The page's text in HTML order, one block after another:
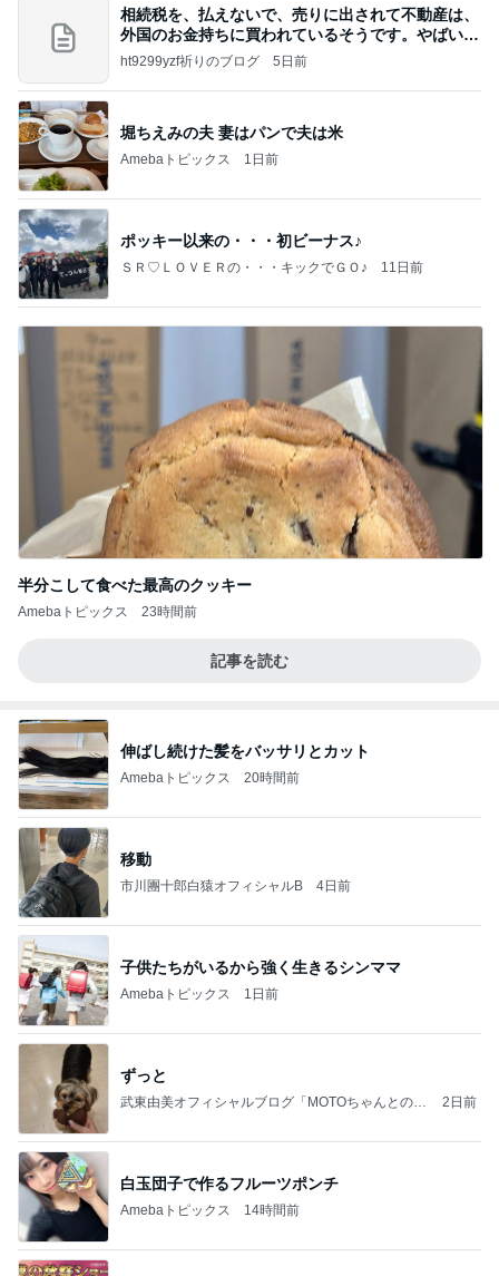
相続税を、払えないで、売りに出されて不動産は、
外国のお金持ちに買われているそうです。やばいで
すよ
ht9299yzf祈りのブログ 5日前
堀ちえみの夫 妻はパンで夫は米
Amebaトピックス 1日前
ポッキー以来の・・・初ビーナス♪
ＳＲ♡ＬＯＶＥＲの・・・キックでＧＯ♪ 11日前
半分こして食べた最高のクッキー
Amebaトピックス 23時間前
記事を読む
伸ばし続けた髪をバッサリとカット
Amebaトピックス 20時間前
移動
市川團十郎白猿オフィシャルB 4日前
子供たちがいるから強く生きるシンママ
Amebaトピックス 1日前
ずっと
武東由美オフィシャルブログ「MOTOちゃんとのは
2日前
白玉団子で作るフルーツポンチ
Amebaトピックス 14時間前